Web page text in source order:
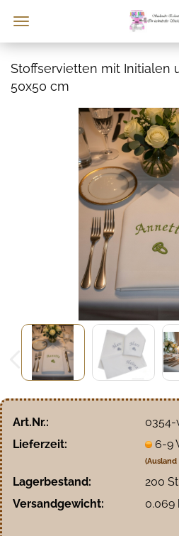
Stoffservietten mit Initialen
50x50 cm
Art.Nr.:
0354-
Lieferzeit:
6-9
Lagerbestand: 200
Versandgewicht:
0.069